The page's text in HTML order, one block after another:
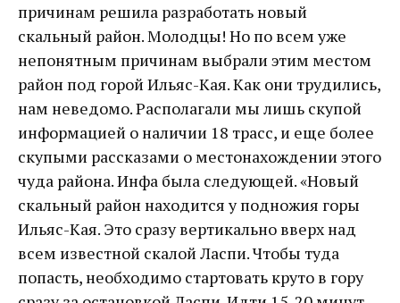
причинам решила разработать новый
скальный район. Молодцы! Но по всем уже
непонятным причинам выбрали этим местом
район под горой Ильяс-Кая. Как они трудились,
нам неведомо. Располагали мы лишь скупой
информацией о наличии 18 трасс, и еще более
скупыми рассказами о местонахождении этого
чуда района. Инфа была следующей. «Новый
скальный район находится у подножия горы
Ильяс-Кая. Это сразу вертикально вверх над
всем известной скалой Ласпи. Чтобы туда
попасть, необходимо стартовать круто в гору